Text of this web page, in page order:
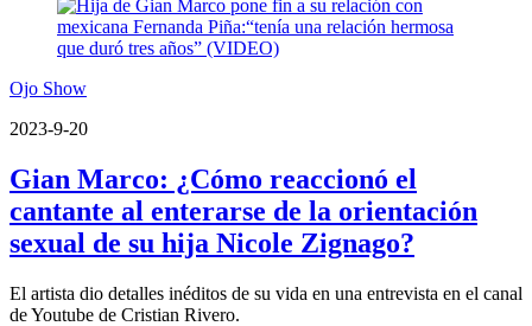
Ojo Show
2023-9-20
Gian Marco: ¿Cómo reaccionó el
cantante al enterarse de la orientación
sexual de su hija Nicole Zignago?
El artista dio detalles inéditos de su vida en una entrevista en el canal
de Youtube de Cristian Rivero.